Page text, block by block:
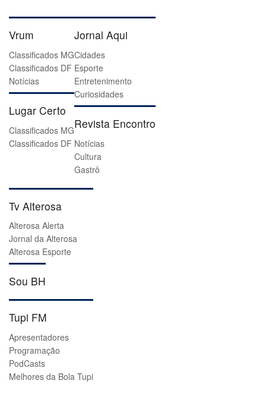
Vrum
Classificados MG
Classificados DF
Notícias
Lugar Certo
Classificados MG
Classificados DF
Jornal Aqui
Cidades
Esporte
Entretenimento
Curiosidades
Revista Encontro
Notícias
Cultura
Gastrô
Tv Alterosa
Alterosa Alerta
Jornal da Alterosa
Alterosa Esporte
Sou BH
Tupi FM
Apresentadores
Programação
PodCasts
Melhores da Bola Tupi